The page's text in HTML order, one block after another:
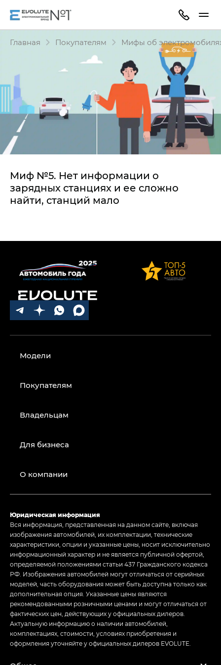
Главная Покупателям Мифы об
Миф №5. Нет информации о
зарядных станциях и ее сложно
найти, станций мало
Модели
Покупателям
Владельцам
Для бизнеса
О компании
Юридическая информация
Вся информация, представленная на данном сайте, включая
изображения автомобилей, их комплектации, технические
характеристики, опции и указанные цены, носит исключительно
информационный характер и не является публичной офертой,
определяемой положениями статьи 437 Гражданского кодекса
РФ. Изображения автомобилей могут отличаться от серийных
моделей, часть оборудования может быть доступна только как
дополнительная опция. Указанные цены являются
рекомендованными розничными ценами и могут отличаться от
фактических цен, действующих у официальных дилеров.
Актуальную информацию о наличии автомобилей,
комплектациях, стоимости, условиях приобретения и
оформления уточняйте у официальных дилеров EVOLUTE.